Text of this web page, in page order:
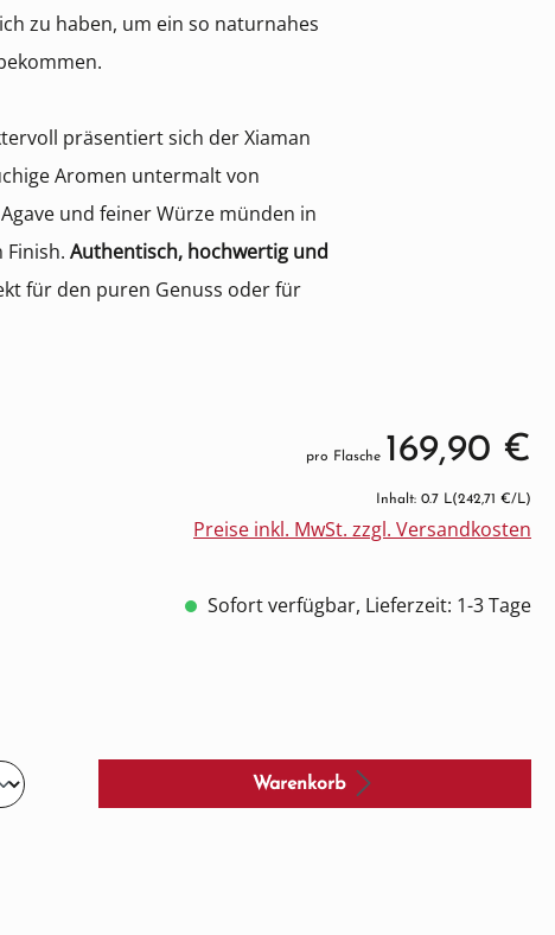
zu haben, um ein so naturnahes
präsentiert sich der Xiaman
Aromen untermalt von
und feiner Würze münden in
Finish. Authentisch, hochwertig und
für den puren Genuss oder für
pro Flasche 169,90 €
Inhalt: 0.7 L(242,71 €/L)
Preise inkl. MwSt. zzgl. Versandkosten
Sofort verfügbar, Lieferzeit: 1-3 Tage
Warenkorb